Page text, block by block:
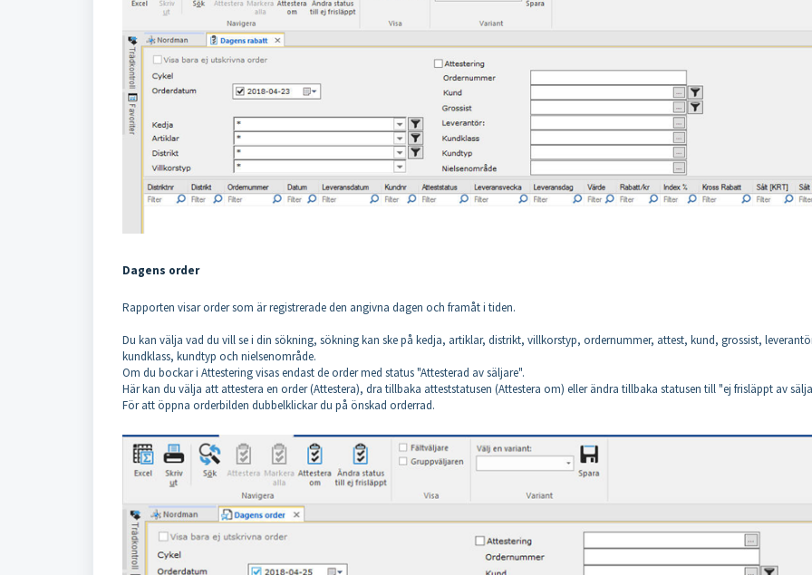
Dagens order
Rapporten visar order som är registrerade den angivna dagen och framåt i tiden.
Du kan välja vad du vill se i din sökning, sökning kan ske på kedja, artiklar, distrikt, villkorstyp, ordernummer, attest, kund, grossist,
kundklass, kundtyp och nielsenområde.
Om du bockar i Attestering visas endast de order med status "Attesterad av säljare".
Här kan du välja att attestera en order (Attestera), dra tillbaka atteststatusen (Attestera om) eller ändra tillbaka statusen till "ej frisläppt av
För att öppna orderbilden dubbelklickar du på önskad orderrad.